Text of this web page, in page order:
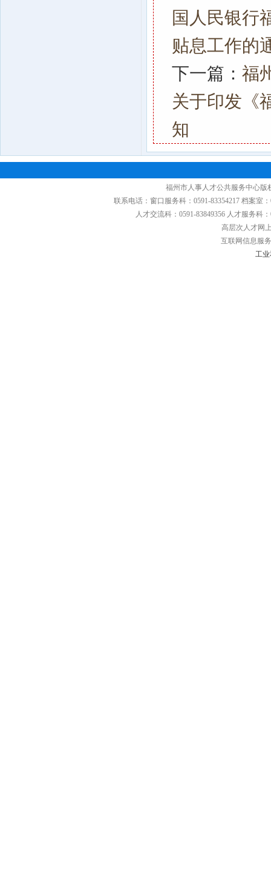
国人民银行
贴息工作的
下一篇： 福
关于印发《
知
福州市人事人才公共服务中心版
联系电话：窗口服务科：0591-83354217 档案室
人才交流科：0591-83849356 人才服务科
高层次人才网
互联网信息服
工